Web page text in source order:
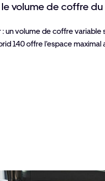
le volume de coffre
: un volume de coffre
140 offre l’espace maximal